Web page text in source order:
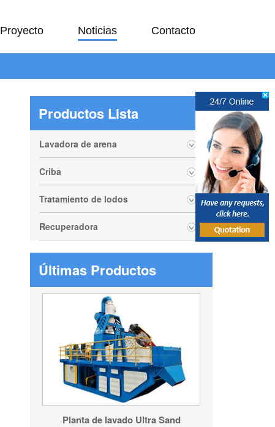
Proyecto Noticias Contacto
Productos Lista
Lavadora de arena
Criba
Tratamiento de lodos
Recuperadora
Últimas Productos
Planta de lavado Ultra Sand